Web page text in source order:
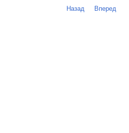
Вперед
Назад